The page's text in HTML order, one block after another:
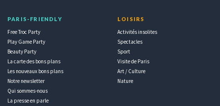
PARIS-FRIENDLY
Free Troc Party
Play Game Party
Beauty Party
La carte des bons plans
Les nouveaux bons plans
Notre newsletter
Qui sommes-nous
La presse en parle
LOISIRS
Activités insolites
Spectacles
Sport
Visite de Paris
Art / Culture
Nature